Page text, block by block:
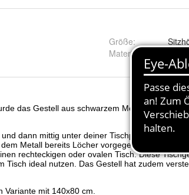
Größe:
Material